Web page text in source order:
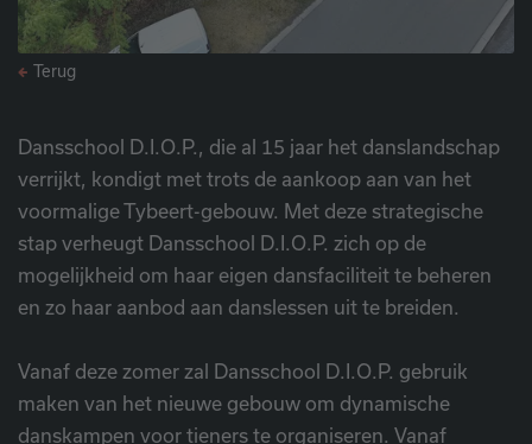
Terug
Dansschool D.I.O.P., die al 15 jaar het danslandschap
verrijkt, kondigt met trots de aankoop aan van het
voormalige Tybeert-gebouw. Met deze strategische
stap verheugt Dansschool D.I.O.P. zich op de
mogelijkheid om haar eigen dansfaciliteit te beheren
en zo haar aanbod aan danslessen uit te breiden.
Vanaf deze zomer zal Dansschool D.I.O.P. gebruik
maken van het nieuwe gebouw om dynamische
danskampen voor tieners te organiseren. Vanaf